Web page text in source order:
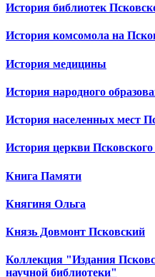
История библиотек
История комсомола на
История медицины
История народного
История населенных мест
История церкви
Книга Памяти
Княгиня Ольга
Князь Довмонт Псковский
Коллекция "Издания
научной библиотеки"